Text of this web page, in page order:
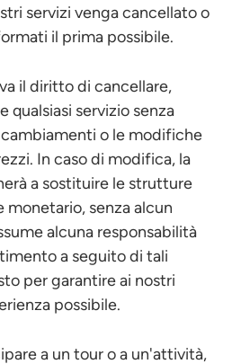
servizi venga cancellato o
il prima possibile.
il diritto di cancellare,
qualsiasi servizio senza
o le modifiche
In caso di modifica, la
a sostituire le strutture
monetario, senza alcun
alcuna responsabilità
a seguito di tali
per garantire ai nostri
possibile.
a un tour o a un'attività,